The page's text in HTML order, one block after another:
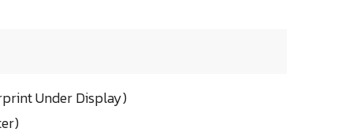
Under Display)